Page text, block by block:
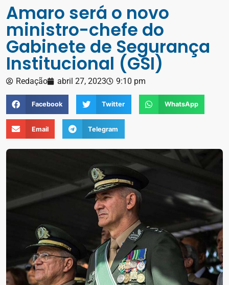
Amaro será o novo
ministro-chefe do
Gabinete de Segurança
Institucional (GSI)
Redação abril 27, 2023 9:10 pm
Facebook Twitter WhatsApp
Email Telegram